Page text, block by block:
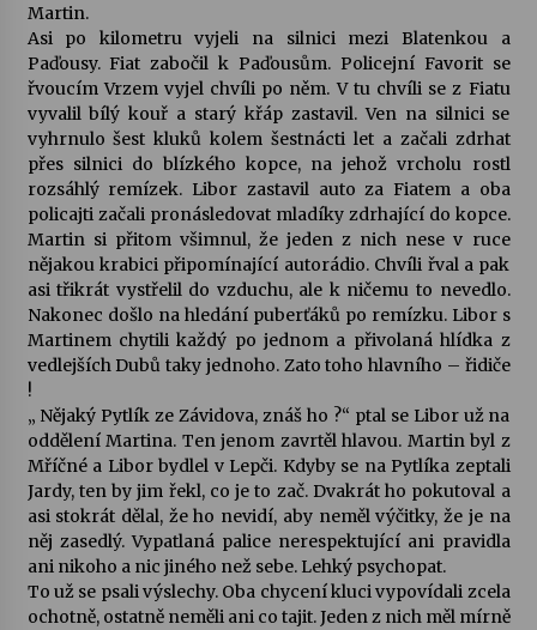
Martin.
Asi po kilometru vyjeli na silnici mezi Blatenkou a
Paďousy. Fiat zabočil k Paďousům. Policejní Favorit se
řvoucím Vrzem vyjel chvíli po něm. V tu chvíli se z Fiatu
vyvalil bílý kouř a starý křáp zastavil. Ven na silnici se
vyhrnulo šest kluků kolem šestnácti let a začali zdrhat
přes silnici do blízkého kopce, na jehož vrcholu rostl
rozsáhlý remízek. Libor zastavil auto za Fiatem a oba
policajti začali pronásledovat mladíky zdrhající do kopce.
Martin si přitom všimnul, že jeden z nich nese v ruce
nějakou krabici připomínající autorádio. Chvíli řval a pak
asi třikrát vystřelil do vzduchu, ale k ničemu to nevedlo.
Nakonec došlo na hledání puberťáků po remízku. Libor s
Martinem chytili každý po jednom a přivolaná hlídka z
vedlejších Dubů taky jednoho. Zato toho hlavního – řidiče
!
„ Nějaký Pytlík ze Závidova, znáš ho ?“ ptal se Libor už na
oddělení Martina. Ten jenom zavrtěl hlavou. Martin byl z
Mříčné a Libor bydlel v Lepči. Kdyby se na Pytlíka zeptali
Jardy, ten by jim řekl, co je to zač. Dvakrát ho pokutoval a
asi stokrát dělal, že ho nevidí, aby neměl výčitky, že je na
něj zasedlý. Vypatlaná palice nerespektující ani pravidla
ani nikoho a nic jiného než sebe. Lehký psychopat.
To už se psali výslechy. Oba chycení kluci vypovídali zcela
ochotně, ostatně neměli ani co tajit. Jeden z nich měl mírně